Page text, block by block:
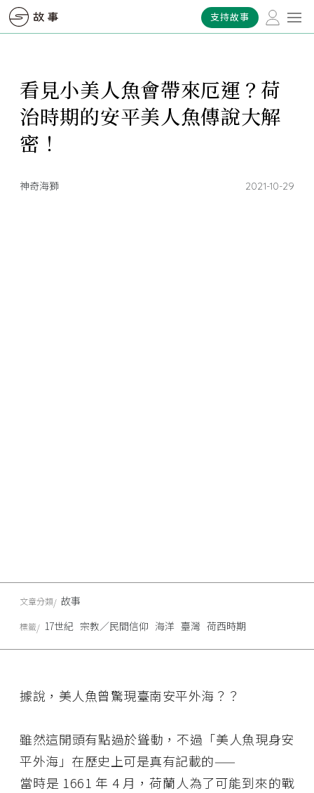
支持故事
看見小美人魚會帶來厄運？荷
治時期的安平美人魚傳說大解
密！
神奇海獅 2021-10-29
據說，美人魚曾驚現臺南安平外海？？
雖然這開頭有點過於聳動，不過「美人魚現身安
平外海」在歷史上可是真有記載的——
當時是 1661 年 4 月，荷蘭人為了可能到來的戰
文章分類 故事
標籤 17世紀 宗教／民間信仰 海洋 臺灣 荷西時期